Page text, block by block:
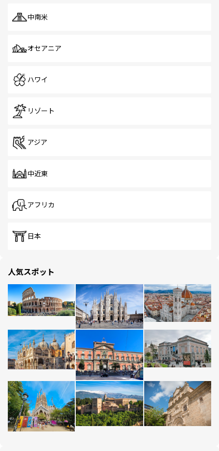
中南米
オセアニア
ハワイ
リゾート
アジア
中近東
アフリカ
日本
人気スポット